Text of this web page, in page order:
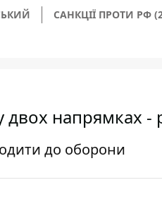
САНКЦІЇ ПРОТИ РФ
напрямках -
до оборони